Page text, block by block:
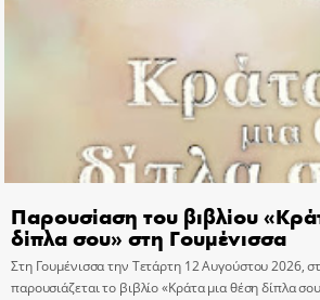
Παρουσίαση του βιβλίου
δίπλα σου» στη Γουμένισσα
Στη Γουμένισσα την Τετάρτη 12 Αυγούστου 2026,
παρουσιάζεται το βιβλίο «Κράτα μια θέση δίπλα